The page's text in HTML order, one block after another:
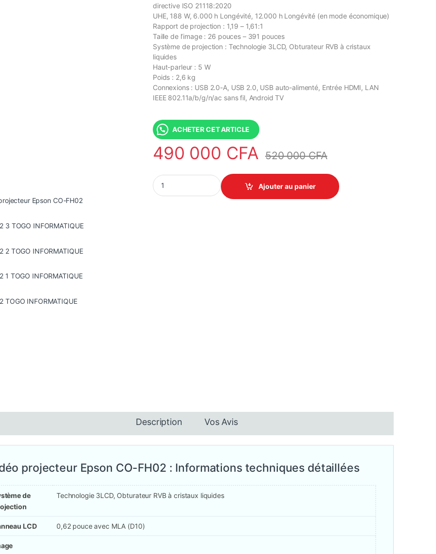
directive ISO 21118:2020
UHE, 188 W, 6.000 h Longévité, 12.000 h Longévité (en mode économique)
Rapport de projection : 1,19 – 1,61:1
Taille de l’image : 26 pouces – 391 pouces
Système de projection : Technologie 3LCD, Obturateur RVB à cristaux
liquides
Haut-parleur : 5 W
Poids : 2,6 kg
Connexions : USB 2.0-A, USB 2.0, USB auto-alimenté, Entrée HDMI, LAN
IEEE 802.11a/b/g/n/ac sans fil, Android TV
ACHETER CET ARTICLE
490 000 CFA 520 000CFA
Vidéo projecteur Epson CO-FH02 - 3000 Lumens, Technologie 3LCD quantity
Ajouter au panier
Description Vos Avis
projecteur Epson CO-FH02 : Informations techniques détaillées
de
Technologie 3LCD, Obturateur RVB à cristaux liquides
LCD 0,62 pouce avec MLA (D10)